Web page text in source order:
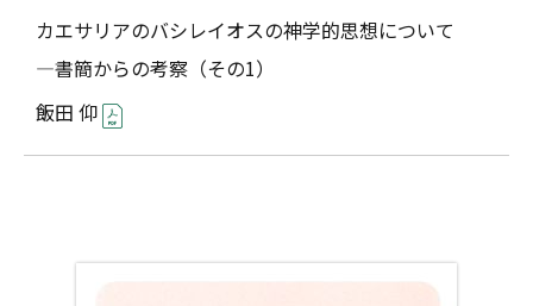
カエサリアのバシレイオスの神学的思想について
―書簡からの考察（その1）
飯田 仰